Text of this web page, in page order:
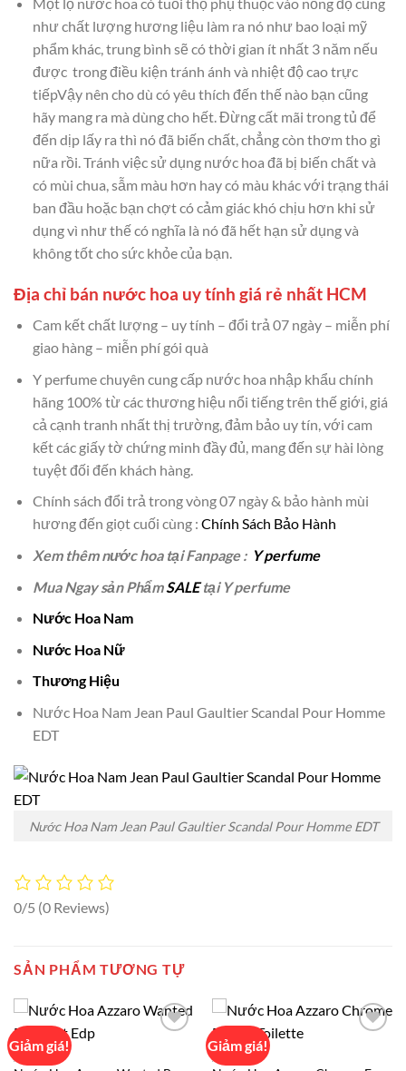
như chất lượng hương liệu làm ra nó như bao loại mỹ
phẩm khác, trung bình sẽ có thời gian ít nhất 3 năm nếu
được trong điều kiện tránh ánh và nhiệt độ cao trực
tiếpVậy nên cho dù có yêu thích đến thế nào bạn cũng
hãy mang ra mà dùng cho hết. Đừng cất mãi trong tủ để
đến dịp lấy ra thì nó đã biến chất, chẳng còn thơm tho gì
nữa rồi. Tránh việc sử dụng nước hoa đã bị biến chất và
có mùi chua, sẫm màu hơn hay có màu khác với trạng thái
ban đầu hoặc bạn chợt có cảm giác khó chịu hơn khi sử
dụng vì như thế có nghĩa là nó đã hết hạn sử dụng và
không tốt cho sức khỏe của bạn.
Địa chỉ bán nước hoa uy tính giá rẻ nhất HCM
Cam kết chất lượng – uy tính – đổi trả 07 ngày – miễn phí
giao hàng – miễn phí gói quà
Y perfume chuyên cung cấp nước hoa nhập khẩu chính
hãng 100% từ các thương hiệu nổi tiếng trên thế giới, giá
cả cạnh tranh nhất thị trường, đảm bảo uy tín, với cam
kết các giấy tờ chứng minh đầy đủ, mang đến sự hài lòng
tuyệt đối đến khách hàng.
Chính sách đổi trả trong vòng 07 ngày & bảo hành mùi
hương đến giọt cuối cùng : Chính Sách Bảo Hành
Xem thêm nước hoa tại Fanpage : Y perfume
Mua Ngay sản PhẩmSALEtại Y perfume
Nước Hoa Nam
Nước Hoa Nữ
Thương Hiệu
Nước Hoa Nam Jean Paul Gaultier Scandal Pour Homme
EDT
Nước Hoa Nam Jean Paul Gaultier Scandal Pour Homme EDT
0/5 (0 Reviews)
SẢN PHẨM TƯƠNG TỰ
Giảm giá!
AZZARO
Giảm giá!
AZZARO